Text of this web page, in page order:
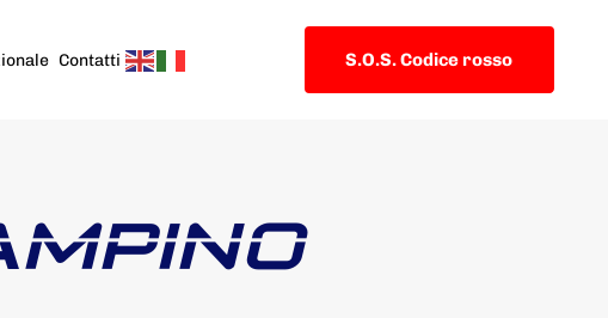
Contatti S.O.S. Codice rosso